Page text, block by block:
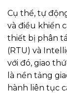
Cụ thể, tự
và điều khiển
thiết bị phân
(RTU) và
với đó, giao
là nền tảng
hành liên tục